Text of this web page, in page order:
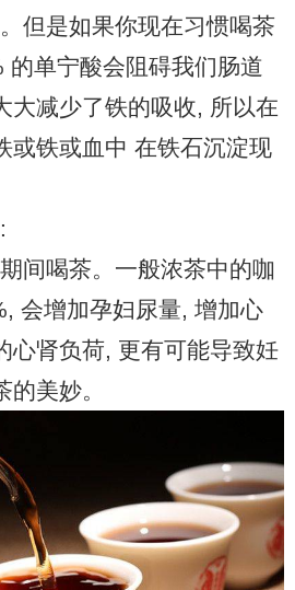
但是如果你现在习惯喝茶
的单宁酸会阻碍我们肠道
大减少了铁的吸收, 所以在
或铁或血中 在铁石沉淀现
间喝茶。一般浓茶中的咖
会增加孕妇尿量, 增加心
心肾负荷, 更有可能导致妊
美妙。